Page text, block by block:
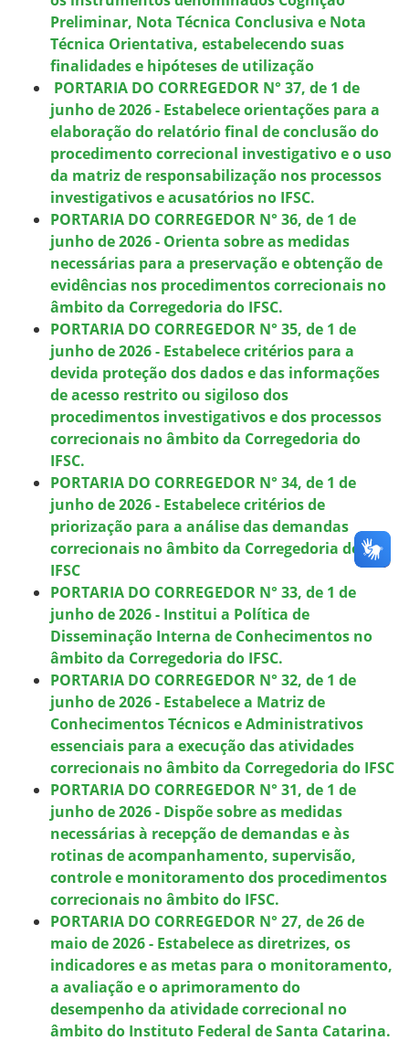
Preliminar, Nota Técnica Conclusiva e Nota
Técnica Orientativa, estabelecendo suas
finalidades e hipóteses de utilização
PORTARIA DO CORREGEDOR N° 37, de 1 de
junho de 2026 - Estabelece orientações para a
elaboração do relatório final de conclusão do
procedimento correcional investigativo e o uso
da matriz de responsabilização nos processos
investigativos e acusatórios no IFSC.
PORTARIA DO CORREGEDOR N° 36, de 1 de
junho de 2026 - Orienta sobre as medidas
necessárias para a preservação e obtenção de
evidências nos procedimentos correcionais no
âmbito da Corregedoria do IFSC.
PORTARIA DO CORREGEDOR N° 35, de 1 de
junho de 2026 - Estabelece critérios para a
devida proteção dos dados e das informações
de acesso restrito ou sigiloso dos
procedimentos investigativos e dos processos
correcionais no âmbito da Corregedoria do
IFSC.
PORTARIA DO CORREGEDOR N° 34, de 1 de
junho de 2026 - Estabelece critérios de
priorização para a análise das demandas
correcionais no âmbito da Corregedoria do
IFSC
PORTARIA DO CORREGEDOR N° 33, de 1 de
junho de 2026 - Institui a Política de
Disseminação Interna de Conhecimentos no
âmbito da Corregedoria do IFSC.
PORTARIA DO CORREGEDOR N° 32, de 1 de
junho de 2026 - Estabelece a Matriz de
Conhecimentos Técnicos e Administrativos
essenciais para a execução das atividades
correcionais no âmbito da Corregedoria do IFSC
PORTARIA DO CORREGEDOR N° 31, de 1 de
junho de 2026 - Dispõe sobre as medidas
necessárias à recepção de demandas e às
rotinas de acompanhamento, supervisão,
controle e monitoramento dos procedimentos
correcionais no âmbito do IFSC.
PORTARIA DO CORREGEDOR N° 27, de 26 de
maio de 2026 - Estabelece as diretrizes, os
indicadores e as metas para o monitoramento,
a avaliação e o aprimoramento do
desempenho da atividade correcional no
âmbito do Instituto Federal de Santa Catarina.